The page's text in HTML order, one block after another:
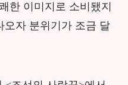
한 이미지로 소비됐지
오자 분위기가 조금 달